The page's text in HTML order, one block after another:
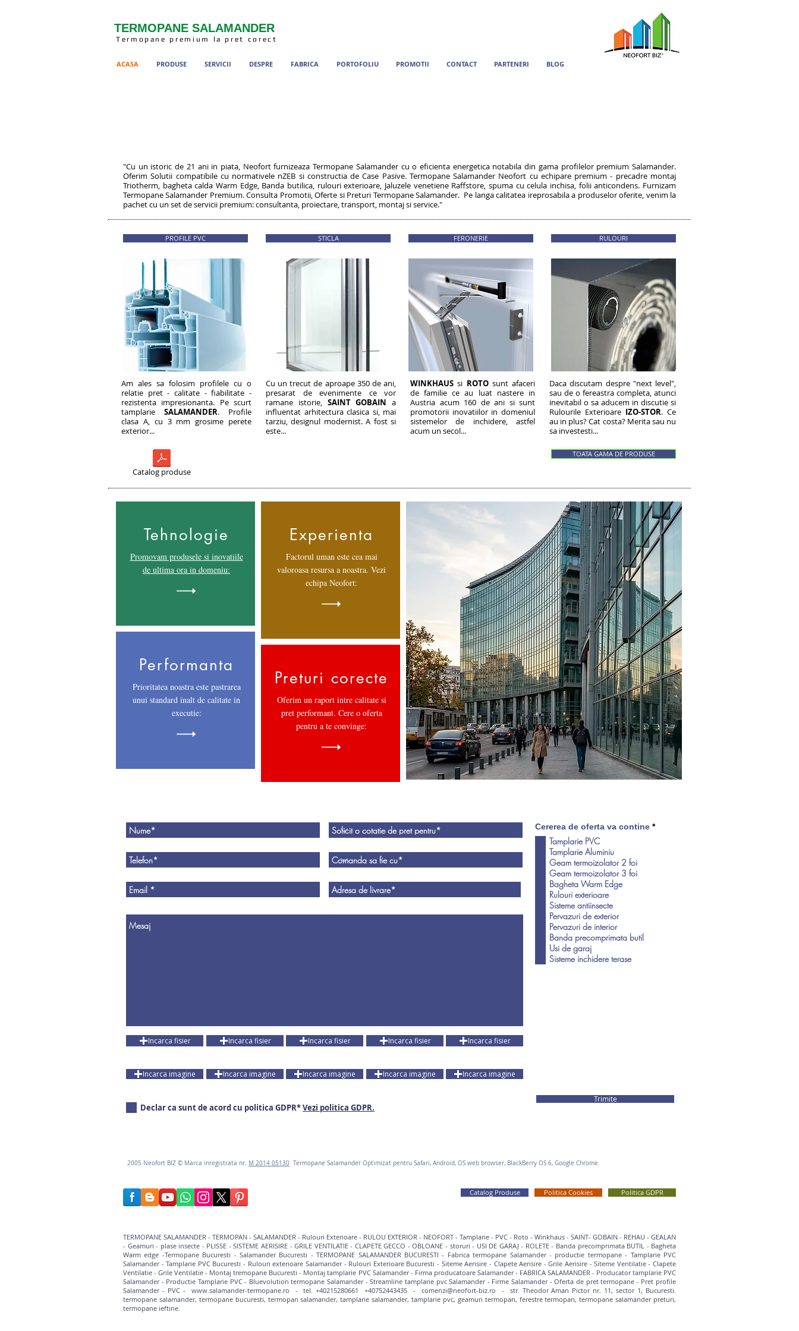
TERMOPANE SALAMANDER
Termopane premium la pret corect
ACASA PRODUSE SERVICII DESPRE FABRICA PORTOFOLIU PROMOTII CONTACT PARTENERI BLOG
"Cu un istoric de 21 ani in piata, Neofort furnizeaza Termopane Salamander cu o eficienta energetica notabila din gama profilelor premium Salamander.
Oferim Solutii compatibile cu normativele nZEB si constructia de Case Pasive. Termopane Salamander Neofort cu echipare premium - precadre montaj
Triotherm, bagheta calda Warm Edge, Banda butilica, rulouri exterioare, Jaluzele venetiene Raffstore, spuma cu celula inchisa, folii anticondens. Furnizam
Termopane Salamander Premium. Consulta Promotii, Oferte si Preturi Termopane Salamander. Pe langa calitatea ireprosabila a produselor oferite, venim la
pachet cu un set de servicii premium: consultanta, proiectare, transport, montaj si service."
PROFILE PVC
Am ales sa folosim profilele cu o
relatie pret - calitate - fiabilitate -
rezistenta impresionanta. Pe scurt
tamplarie SALAMANDER. Profile
clasa A, cu 3 mm grosime perete
exterior...
Catalog produse
STICLA
Cu un trecut de aproape 350 de ani,
presarat de evenimente ce vor
ramane istorie, SAINT GOBAIN a
influentat arhitectura clasica si, mai
tarziu, designul modernist. A fost si
este...
FERONERIE
WINKHAUS si ROTOsunt afaceri
de familie ce au luat nastere in
Austria acum 160 de ani si sunt
promotorii inovatiilor in domeniul
sistemelor de inchidere, astfel
acum un secol...
RULOURI
Daca discutam despre "next level",
sau de o fereastra completa, atunci
inevitabil o sa aducem in discutie si
Rulourile Exterioare IZO-STOR. Ce
au in plus? Cat costa? Merita sau nu
sa investesti...
TOATA GAMA DE PRODUSE
Tehnologie
Promovam produsele si inovatiile
de ultima ora in domeniu:
Performanta
Prioritatea noastra este pastrarea
unui standard inalt de calitate in
executie:
Experienta
Factorul uman este cea mai
valoroasa resursa a noastra. Vezi
echipa Neofort:
Preturi corecte
Oferim un raport intre calitate si
pret performant. Cere o oferta
pentru a te convinge:
Incarca fisier Incarca fisier Incarca fisier Incarca fisier Incarca fisier
Incarca imagine Incarca imagine Incarca imagine Incarca imagine Incarca imagine
Declar ca sunt de acord cu politica GDPR*Vezi politica GDPR.
Cererea de oferta va contine *O
Tamplarie PVC
Tamplarie Aluminiu
Geam termoizolator 2 foi
Geam termoizolator 3 foi
Bagheta Warm Edge
Rulouri exterioare
Sisteme antiinsecte
Pervazuri de exterior
Pervazuri de interior
Banda precomprimata butil
Usi de garaj
Sisteme inchidere terase
Trimite
2005 Neofort BIZ © Marca inregistrata nr. M 2014 05130 Termopane Salamander Optimizat pentru Safari, Android, OS web browser, BlackBerry OS 6, Google Chrome.
Catalog Produse Politica Cookies Politica GDPR
TERMOPANE SALAMANDER - TERMOPAN - SALAMANDER - Rulouri Exterioare - RULOU EXTERIOR - NEOFORT - Tamplarie - PVC - Roto - Winkhaus - SAINT- GOBAIN - REHAU - GEALAN
- Geamuri - plase insecte - PLISSE - SISTEME AERISIRE-GRILE VENTILATIE- CLAPETE GECCO -OBLOANE - storuri - USI DE GARAJ- ROLETE- Banda precomprimata BUTIL - Bagheta
Warm edge -Termopane Bucuresti -Salamander Bucuresti - TERMOPANE SALAMANDER BUCURESTI- Fabrica termopane Salamander- productie termopane- Tamplarie PVC
Salamander-Tamplarie PVC Bucuresti - Rulouri exterioare Salamander- Rulouri Exterioare Bucuresti - Siteme Aerisire - Clapete Aerisire -Grile Aerisire -Siteme Ventilatie-Clapete
Ventilatie -Grile Ventilatie - Montaj tremopane Bucuresti - Montaj tamplarie PVC Salamander- Firma producatoare Salamander- FABRICA SALAMANDER- Producator tamplarie PVC
Salamander- Productie Tamplarie PVC- Bluevolution termopane Salamander -Streamline tamplarie pvc Salamander- Firme Salamander-Oferta de pret termopane - Pret profile
Salamander - PVC - www.salamander-termopane.ro - tel. +40215280661 +40752443435 - comenzi@neofort-biz.ro - str. Theodor Aman Pictor nr. 11, sector 1, Bucuresti.
termopane salamander, termopane bucuresti, termopan salamander, tamplarie salamander, tamplarie pvc, geamuri termopan, ferestre termopan, termopane salamander preturi,
termopane ieftine.